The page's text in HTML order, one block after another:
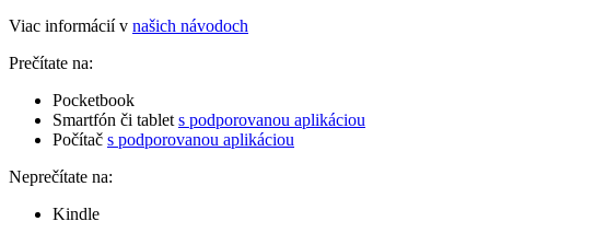
Viac informácií v našich návodoch
Prečítate na:
Pocketbook
Smartfón či tablet s podporovanou aplikáciou
Počítač s podporovanou aplikáciou
Neprečítate na:
Kindle